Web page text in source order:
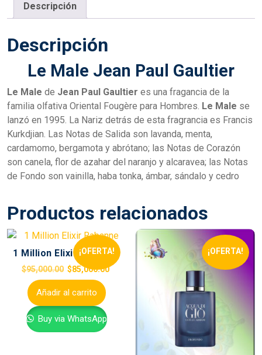
Descripción
Descripción
Le Male Jean Paul Gaultier
Le Male de Jean Paul Gaultier es una fragancia de la
familia olfativa Oriental Fougère para Hombres. Le Male se
lanzó en 1995. La Nariz detrás de esta fragrancia es Francis
Kurkdjian. Las Notas de Salida son lavanda, menta,
cardamomo, bergamota y abrótano; las Notas de Corazón
son canela, flor de azahar del naranjo y alcaravea; las Notas
de Fondo son vainilla, haba tonka, ámbar, sándalo y cedro
Productos relacionados
¡OFERTA!
1 Million Elixir Rabanne
$95,000.00 $85,000.00
Añadir al carrito
Buy via WhatsApp
¡OFERTA!